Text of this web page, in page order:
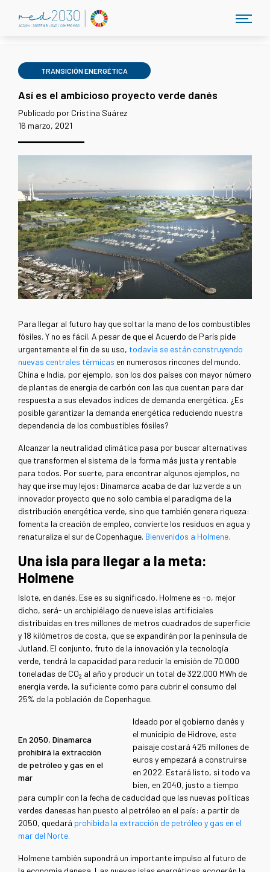
TRANSICIÓN ENERGÉTICA
Así es el ambicioso proyecto verde danés
Publicado por Cristina Suárez
16 marzo, 2021
Para llegar al futuro hay que soltar la mano de los combustibles
fósiles. Y no es fácil. A pesar de que el Acuerdo de París pide
urgentemente el fin de su uso, todavía se están construyendo
nuevas centrales térmicas en numerosos rincones del mundo.
China e India, por ejemplo, son los dos países con mayor número
de plantas de energía de carbón con las que cuentan para dar
respuesta a sus elevados índices de demanda energética. ¿Es
posible garantizar la demanda energética reduciendo nuestra
dependencia de los combustibles fósiles?
Alcanzar la neutralidad climática pasa por buscar alternativas
que transformen el sistema de la forma más justa y rentable
para todos. Por suerte, para encontrar algunos ejemplos, no
hay que irse muy lejos: Dinamarca acaba de dar luz verde a un
innovador proyecto que no solo cambia el paradigma de la
distribución energética verde, sino que también genera riqueza:
fomenta la creación de empleo, convierte los residuos en agua y
renaturaliza el sur de Copenhague. Bienvenidos a Holmene.
Una isla para llegar a la meta:
Holmene
Islote, en danés. Ese es su significado. Holmene es -o, mejor
dicho, será- un archipiélago de nueve islas artificiales
distribuidas en tres millones de metros cuadrados de superficie
y 18 kilómetros de costa, que se expandirán por la península de
Jutland. El conjunto, fruto de la innovación y la tecnología
verde, tendrá la capacidad para reducir la emisión de 70.000
toneladas de CO2 al año y producir un total de 322.000 MWh de
energía verde, la suficiente como para cubrir el consumo del
25% de la población de Copenhague.
En 2050, Dinamarca
prohibirá la extracción
de petróleo y gas en el
mar
Ideado por el gobierno danés y
el municipio de Hidrove, este
paisaje costará 425 millones de
euros y empezará a construirse
en 2022. Estará listo, si todo va
bien, en 2040, justo a tiempo
para cumplir con la fecha de caducidad que las nuevas políticas
verdes danesas han puesto al petróleo en el país: a partir de
2050, quedará prohibida la extracción de petróleo y gas en el
mar del Norte.
Holmene también supondrá un importante impulso al futuro de